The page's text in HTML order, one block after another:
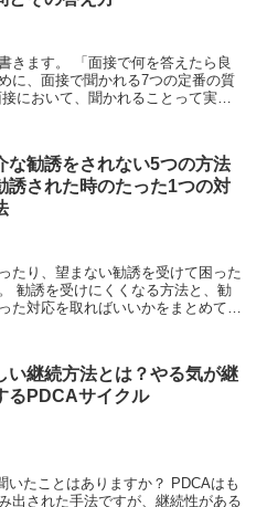
何を答えたら良
に、面接で聞かれる7つの定番の質
な勧誘をされない5つの方法
誘された時のたった1つの対
たり、望まない勧誘を受けて困った
勧
た対応を取ればいいかをまとめてい
い継続方法とは？やる気が継
るPDCAサイクル
とはありますか？ PDCAはも
出された手法ですが、継続性がある